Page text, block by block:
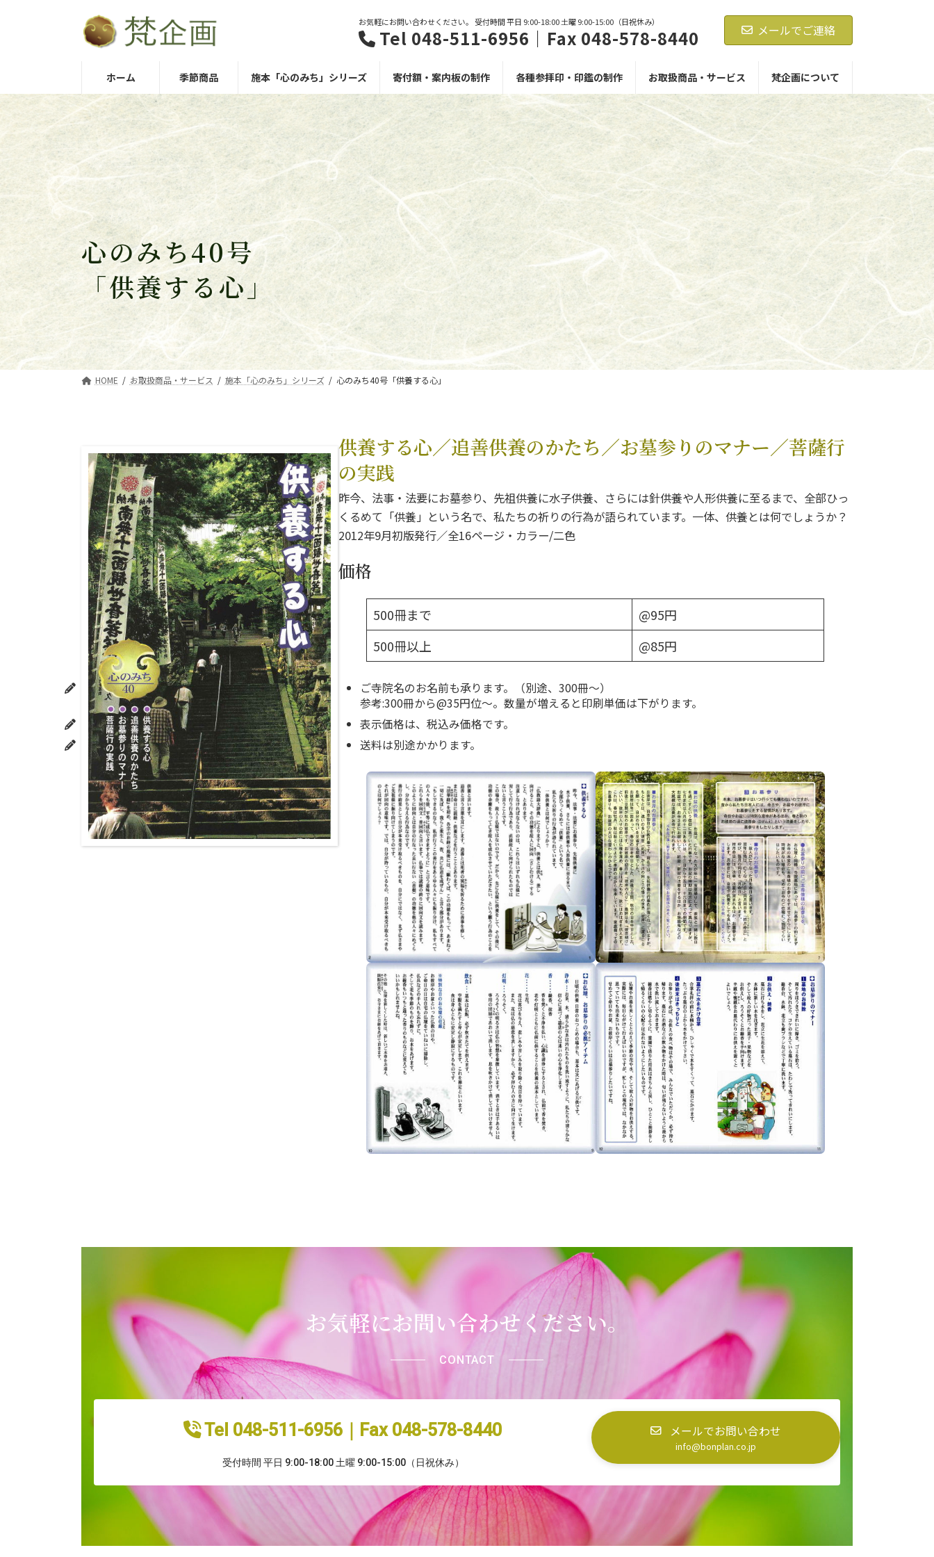
へ
キ
ッ
ョ
に
移
お気軽にお問い合わせください。 受付時間 平日 9:00-18:00 土曜 9:00-15:00（日祝休み）
Tel 048-511-6956｜Fax 048-578-8440 メールでご連絡
ホーム 季節商品 施本「心のみち」シリーズ 寄付額・案内板の制作 各種参拝印・印鑑の制作 お取扱商品・サービス 梵企画について
心のみち40号
「供養する心」
HOME お取扱商品・サービス 施本「心のみち」シリーズ 心のみち40号「供養する心」
供養する心／追善供養のかたち／お墓参りのマナー／菩薩行
の実践
昨今、法事・法要にお墓参り、先祖供養に水子供養、さらには針供養や人形供養に至るまで、全部ひっ
くるめて「供養」という名で、私たちの祈りの行為が語られています。一体、供養とは何でしょうか？
2012年9月初版発行／全16ページ・カラー/二色
価格
500冊まで
@95円
500冊以上
@85円
ご寺院名のお名前も承ります。（別途、300冊～）
参考:300冊から@35円位～。数量が増えると印刷単価は下がります。
表示価格は、税込み価格です。
送料は別途かかります。
お気軽にお問い合わせください。
CONTACT
Tel 048-511-6956｜Fax 048-578-8440
受付時間 平日 9:00-18:00 土曜 9:00-15:00（日祝休み）
メールでお問い合わせ
info@bonplan.co.jp